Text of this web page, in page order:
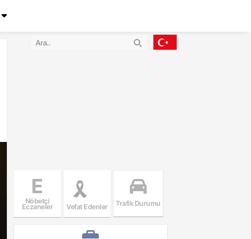
E
Nöbetçi
Eczaneler Vefat Edenler Trafik Durumu